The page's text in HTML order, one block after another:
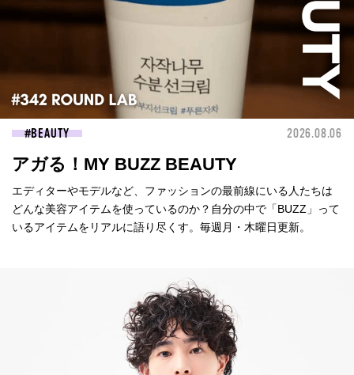
BEAUTY 2026.08.06
アガる！MY BUZZ BEAUTY
エディターやモデルなど、ファッションの最前線にいる人たちは
どんな美容アイテムを使っているのか？自分の中で「BUZZ」って
いるアイテムをリアルに語り尽くす。毎週月・木曜日更新。